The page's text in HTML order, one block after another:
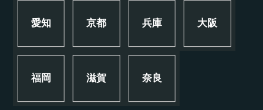
愛知 京都 兵庫 大阪
福岡 滋賀 奈良